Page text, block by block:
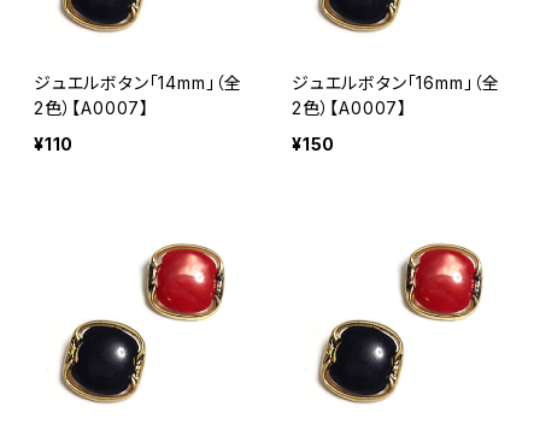
ジュエルボタン「14mm」（全
2色）【A0007】
¥110
ジュエルボタン「16mm」（全
2色）【A0007】
¥150